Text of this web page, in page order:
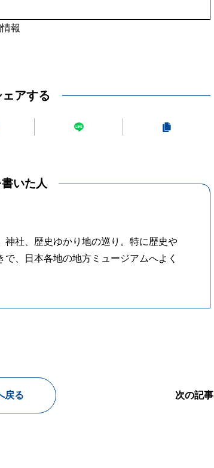
報
アする
いた人
神社、歴史ゆかり地の巡り。特に歴史や
、日本各地の地方ミュージアムへよく
戻る 次の記事